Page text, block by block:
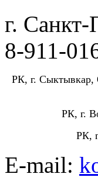
г.
8-911-
РК, г. Сыктывкар,
РК, г.
РК,
E-mail: